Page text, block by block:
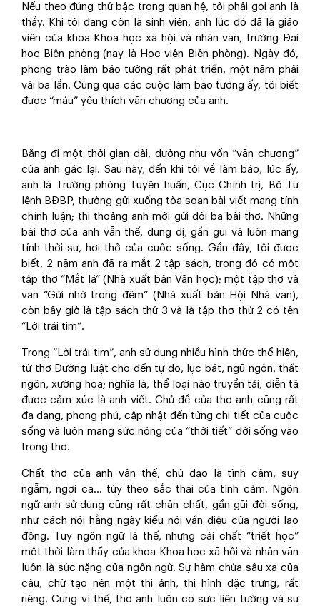
Nếu theo đúng thứ bậc trong quan hệ, tôi phải gọi anh là
thầy. Khi tôi đang còn là sinh viên, anh lúc đó đã là giáo
viên của khoa Khoa học xã hội và nhân văn, trường Đại
học Biên phòng (nay là Học viện Biên phòng). Ngày đó,
phong trào làm báo tường rất phát triển, một năm phải
vài ba lần. Cũng qua các cuộc làm báo tường ấy, tôi biết
được “máu” yêu thích văn chương của anh.
Bẵng đi một thời gian dài, dường như vốn “văn chương”
của anh gác lại. Sau này, đến khi tôi về làm báo, lúc ấy,
anh là Trưởng phòng Tuyên huấn, Cục Chính trị, Bộ Tư
lệnh BĐBP, thường gửi xuống tòa soạn bài viết mang tính
chính luận; thi thoảng anh mới gửi đôi ba bài thơ. Những
bài thơ của anh vẫn thế, dung dị, gần gũi và luôn mang
tính thời sự, hơi thở của cuộc sống. Gần đây, tôi được
biết, 2 năm anh đã ra mắt 2 tập sách, trong đó có một
tập thơ “Mắt lá” (Nhà xuất bản Văn học); một tập thơ và
văn “Gửi nhớ trong đêm” (Nhà xuất bản Hội Nhà văn),
còn bây giờ là tập sách thứ 3 và là tập thơ thứ 2 có tên
“Lời trái tim”.
Trong “Lời trái tim”, anh sử dụng nhiều hình thức thể hiện,
từ thơ Đường luật cho đến tự do, lục bát, ngũ ngôn, thất
ngôn, xướng họa; nghĩa là, thể loại nào truyền tải, diễn tả
được cảm xúc là anh viết. Chủ đề của thơ anh cũng rất
đa dạng, phong phú, cập nhật đến từng chi tiết của cuộc
sống và luôn mang sức nóng của “thời tiết” đời sống vào
trong thơ.
Chất thơ của anh vẫn thế, chủ đạo là tình cảm, suy
ngẫm, ngợi ca... tùy theo sắc thái của tình cảm. Ngôn
ngữ anh sử dụng cũng rất chân chất, gần gũi đời sống,
như cách nói hằng ngày kiểu nói vần điệu của người lao
động. Tuy ngôn ngữ là thế, nhưng cái chất “triết học”
một thời làm thầy của khoa Khoa học xã hội và nhân văn
luôn là sức nặng của ngôn ngữ. Sự hàm chứa sâu xa của
câu, chữ tạo nên một thi ảnh, thi hình đặc trưng, rất
riêng. Cũng vì thế, thơ anh luôn có sức liên tưởng và sự